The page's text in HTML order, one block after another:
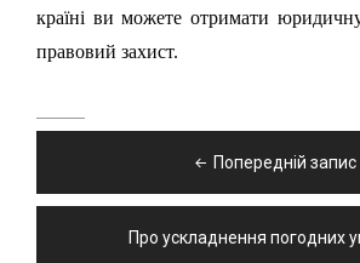
країні ви можете отримати
правовий захист.
Попередній запис
Про ускладнення погодних